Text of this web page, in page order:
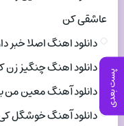
پست بعدی
عاشقی کن
دانلود اهنگ اصلا
دانلود اهنگ چنگیز
دانلود آهنگ معین من
دانلود آهنگ خوشگل کی